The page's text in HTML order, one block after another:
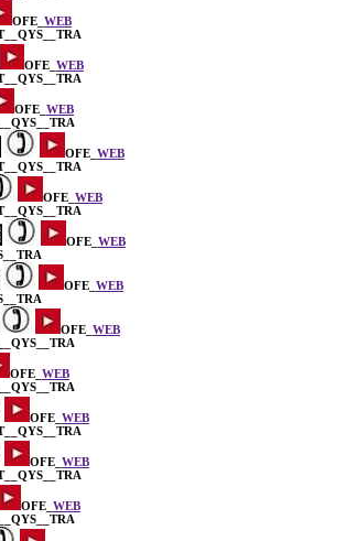
OFE_ WEB
OFE_ WEB
OFE_ WEB
OFE_ WEB
OFE_ WEB
OFE_ WEB
OFE_ WEB
OFE_ WEB
OFE_ WEB
OFE_ WEB
OFE_ WEB
OFE_ WEB